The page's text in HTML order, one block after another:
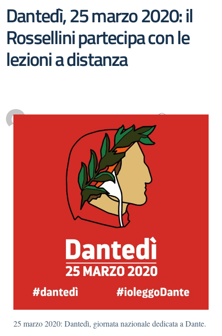
Dantedì, 25 marzo 2020: il
Rossellini partecipa con le
lezioni a distanza
25 marzo 2020: Dantedì, giornata nazionale dedicata a Dante.